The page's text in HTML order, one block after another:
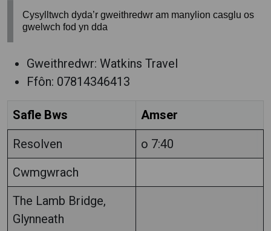
Cysylltwch dyda’r gweithredwr am manylion casglu os
gwelwch fod yn dda
Gweithredwr: Watkins Travel
Ffôn: 07814346413
Safle Bws
Amser
Resolven
o 7:40
Cwmgwrach
The Lamb Bridge,
Glynneath